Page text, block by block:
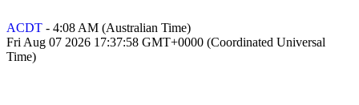
ACDT - 4:08 AM (Australian Time)
Fri Aug 07 2026 17:37:58 GMT+0000 (Coordinated Universal
Time)